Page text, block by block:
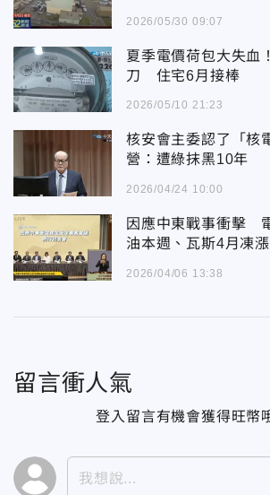
2026/05/30 09:07
夏季電價荷包大失血
刀 住宅6月接棒
2026/05/10 21:23
核安會主委認了「
營：遭綠抹黑10年
2026/04/24 10:00
因應中東戰事衝擊
油本週、瓦斯4月凍漲
2026/04/06 13:38
留言衝人氣
登入留言有機會獲得旺幣